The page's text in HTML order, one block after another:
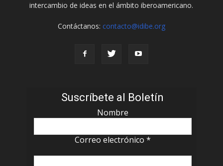
intercambio de ideas en el ámbito iberoamericano.
Contáctanos: contacto@idibe.org
Suscríbete al Boletín
Nombre
Correo electrónico *